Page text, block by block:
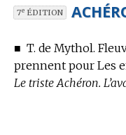
7eÉDITION
■ T. de Mythol.
prennent pour Les
Le triste Achéron.